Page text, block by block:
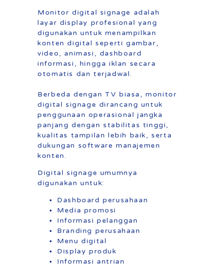
Monitor digital signage adalah
layar display profesional yang
digunakan untuk menampilkan
konten digital seperti gambar,
video, animasi, dashboard
informasi, hingga iklan secara
otomatis dan terjadwal.
Berbeda dengan TV biasa, monitor
digital signage dirancang untuk
penggunaan operasional jangka
panjang dengan stabilitas tinggi,
kualitas tampilan lebih baik, serta
dukungan software manajemen
konten.
Digital signage umumnya
digunakan untuk:
Dashboard perusahaan
Media promosi
Informasi pelanggan
Branding perusahaan
Menu digital
Display produk
Informasi antrian